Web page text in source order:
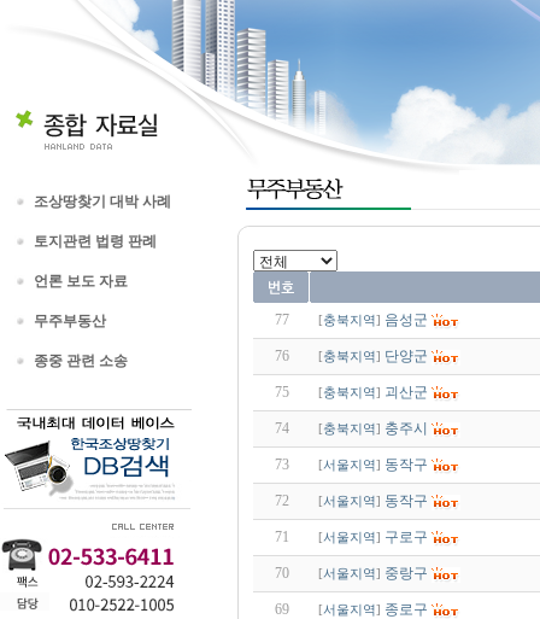
조상땅찾기 대박 사례
토지관련 법령 판례
언론 보도 자료
무주부동산
종중 관련 소송
77 [충북지역] 음성군
76 [충북지역] 단양군
75 [충북지역] 괴산군
74 [충북지역] 충주시
73 [서울지역] 동작구
72 [서울지역] 동작구
71 [서울지역] 구로구
70 [서울지역] 중랑구
69 [서울지역] 종로구